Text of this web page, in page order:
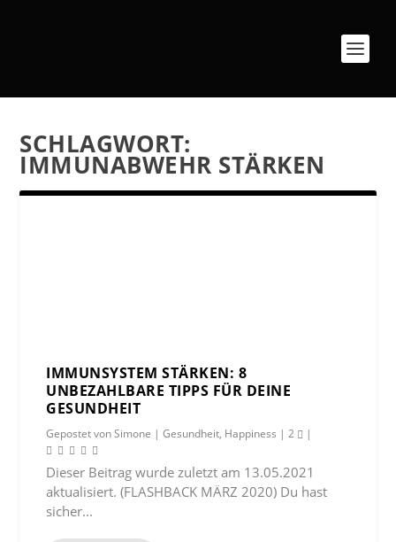
SCHLAGWORT:
IMMUNABWEHR STÄRKEN
IMMUNSYSTEM STÄRKEN: 8
UNBEZAHLBARE TIPPS FÜR DEINE
GESUNDHEIT
Gepostet vonSimone |Gesundheit, Happiness |2 |
Dieser Beitrag wurde zuletzt am 13.05.2021
aktualisiert. (FLASHBACK MÄRZ 2020) Du hast
sicher...